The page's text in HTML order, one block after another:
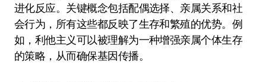
进化反应。关键概念包括配偶选择、亲属关系和社
会行为，所有这些都反映了生存和繁殖的优势。例
如，利他主义可以被理解为一种增强亲属个体生存
的策略，从而确保基因传播。